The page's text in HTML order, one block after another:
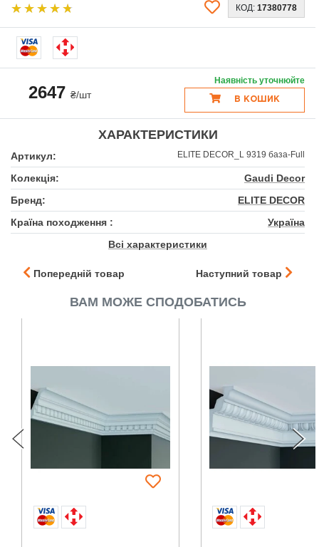
КОД: 17380778
2647 ₴/шт
Наявність уточнюйте
В КОШИК
ХАРАКТЕРИСТИКИ
Артикул: ELITE DECOR_L 9319 база-Full
Колекція:
Gaudi Decor
Бренд:
ELITE DECOR
Країна походження :
Україна
Всі характеристики
Попередній товар Наступний товар
ВАМ МОЖЕ СПОДОБАТИСЬ